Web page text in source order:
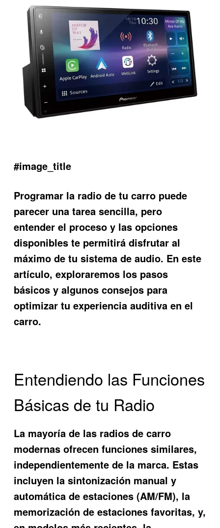
#image_title
Programar la radio de tu carro puede
parecer una tarea sencilla, pero
entender el proceso y las opciones
disponibles te permitirá disfrutar al
máximo de tu sistema de audio. En este
artículo, exploraremos los pasos
básicos y algunos consejos para
optimizar tu experiencia auditiva en el
carro.
Entendiendo las Funciones
Básicas de tu Radio
La mayoría de las radios de carro
modernas ofrecen funciones similares,
independientemente de la marca. Estas
incluyen la sintonización manual y
automática de estaciones (AM/FM), la
memorización de estaciones favoritas, y,